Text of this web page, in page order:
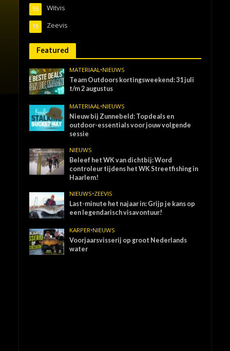
Witvis
55
Zeevis
15
Featured
MATERIAAL •NIEUWS
Team Outdoors kortingsweekend: 31 juli
t/m 2 augustus
MATERIAAL •NIEUWS
Nieuw bij Zunnebeld: Topdeals en
outdoor-essentials voor jouw volgende
sessie
NIEUWS
Beleef het WK van dichtbij: Word
controleur tijdens het WK Streetfishing in
Haarlem!
NIEUWS•ZEEVIS
Last-minute het najaar in: Grijp je kans op
een legendarisch visavontuur!
KARPER•NIEUWS
Voorjaarsvisserij op groot Nederlands
water